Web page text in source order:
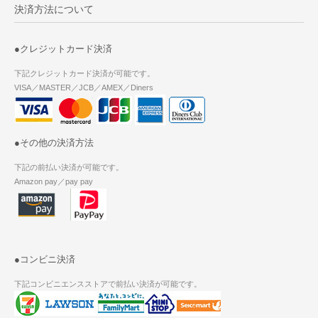
決済方法について
●クレジットカード決済
下記クレジットカード決済が可能です。
VISA／MASTER／JCB／AMEX／Diners
●その他の決済方法
下記の前払い決済が可能です。
Amazon pay／pay pay
●コンビニ決済
下記コンビニエンスストアで前払い決済が可能です。